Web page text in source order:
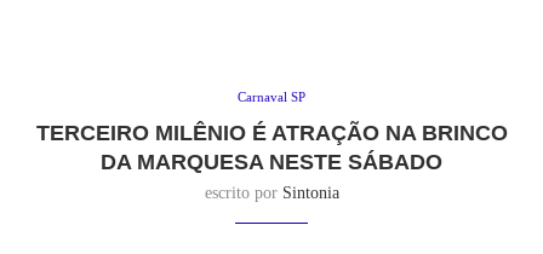
Carnaval SP
TERCEIRO MILÊNIO É ATRAÇÃO NA BRINCO
DA MARQUESA NESTE SÁBADO
escrito por Sintonia